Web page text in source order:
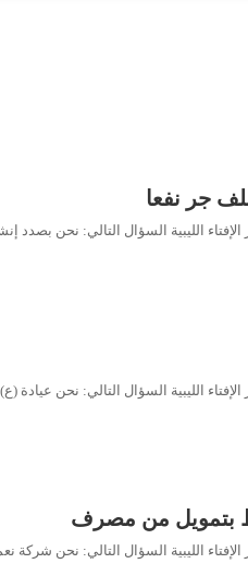
جر نفعا
بتمويل من مصرف